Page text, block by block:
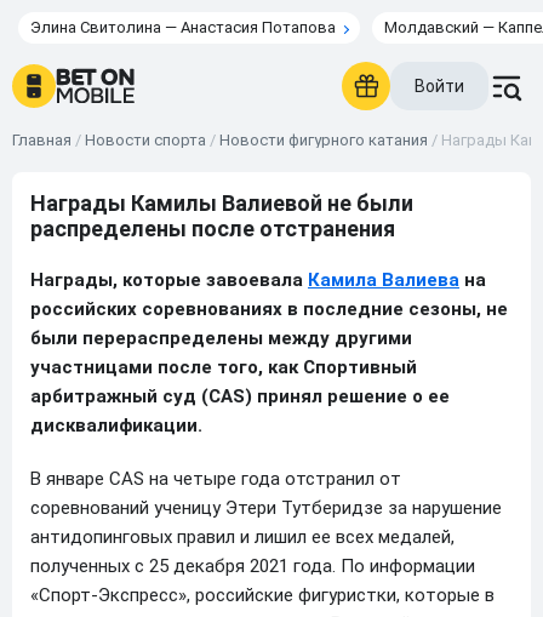
Элина Свитолина — Анастасия Потапова Молдавский —
Войти
Главная / Новости спорта / Новости фигурного катания / Награды
Награды Камилы Валиевой не были
распределены после отстранения
Награды, которые завоевала Камила Валиева на
российских соревнованиях в последние сезоны, не
были перераспределены между другими
участницами после того, как Спортивный
арбитражный суд (CAS) принял решение о ее
дисквалификации.
В январе CAS на четыре года отстранил от
соревнований ученицу Этери Тутберидзе за нарушение
антидопинговых правил и лишил ее всех медалей,
полученных с 25 декабря 2021 года. По информации
«Спорт-Экспресс», российские фигуристки, которые в